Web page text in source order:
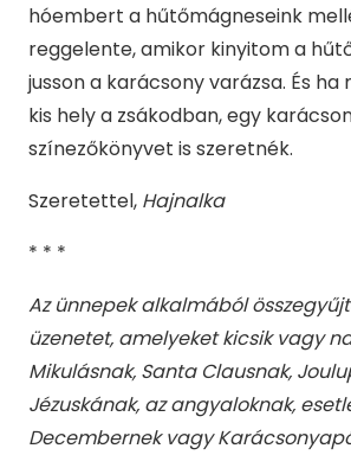
hóembert a hűtőmágneseink
reggelente, amikor kinyitom a
jusson a karácsony varázsa. És ha
kis hely a zsákodban, egy
színezőkönyvet is szeretnék.
Szeretettel, Hajnalka
* * *
Az ünnepek alkalmából
üzenetet, amelyeket kicsik vagy
Mikulásnak, Santa Clausnak,
Jézuskának, az angyaloknak,
Decembernek vagy